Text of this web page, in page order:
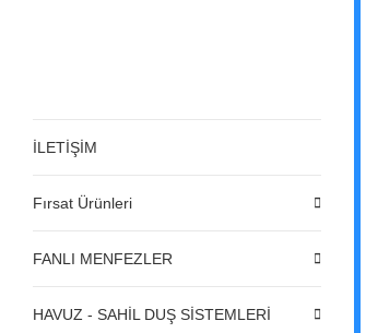
İLETİŞİM
Fırsat Ürünleri
FANLI MENFEZLER
HAVUZ - SAHİL DUŞ SİSTEMLERİ